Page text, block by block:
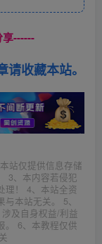
------
收藏本站。
站仅提供信息存储
3、本内容若侵犯
理！ 4、本站全资
本站无关。 5、
及自身权益/利益
。 6、本教程仅供